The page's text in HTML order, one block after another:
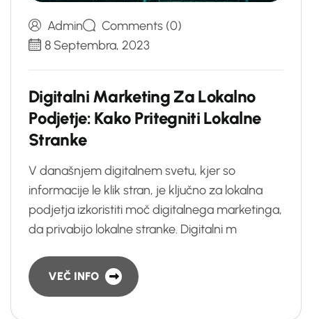
Admin
Comments (0)
8 Septembra, 2023
Digitalni Marketing Za Lokalno
Podjetje: Kako Pritegniti Lokalne
Stranke
V današnjem digitalnem svetu, kjer so
informacije le klik stran, je ključno za lokalna
podjetja izkoristiti moč digitalnega marketinga,
da privabijo lokalne stranke. Digitalni m
VEČ INFO